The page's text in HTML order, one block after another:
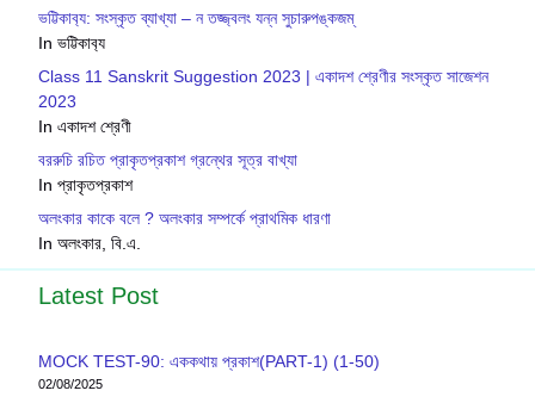
ভট্টিকাব‍্য: সংস্কৃত ব্যাখ্যা – ন তজ্জ্বলং যন্ন সুচারুপঙ্কজম্
In ভট্টিকাব‍্য
Class 11 Sanskrit Suggestion 2023 | একাদশ শ্রেণীর সংস্কৃত সাজেশন
2023
In একাদশ শ্রেণী
বররুচি রচিত প্রাকৃতপ্রকাশ গ্রন্থের সূত্র বাখ্যা
In প্রাকৃতপ্রকাশ
অলংকার কাকে বলে ? অলংকার সম্পর্কে প্রাথমিক ধারণা
In অলংকার, বি.এ.
Latest Post
MOCK TEST-90: এককথায় প্রকাশ(PART-1) (1-50)
02/08/2025